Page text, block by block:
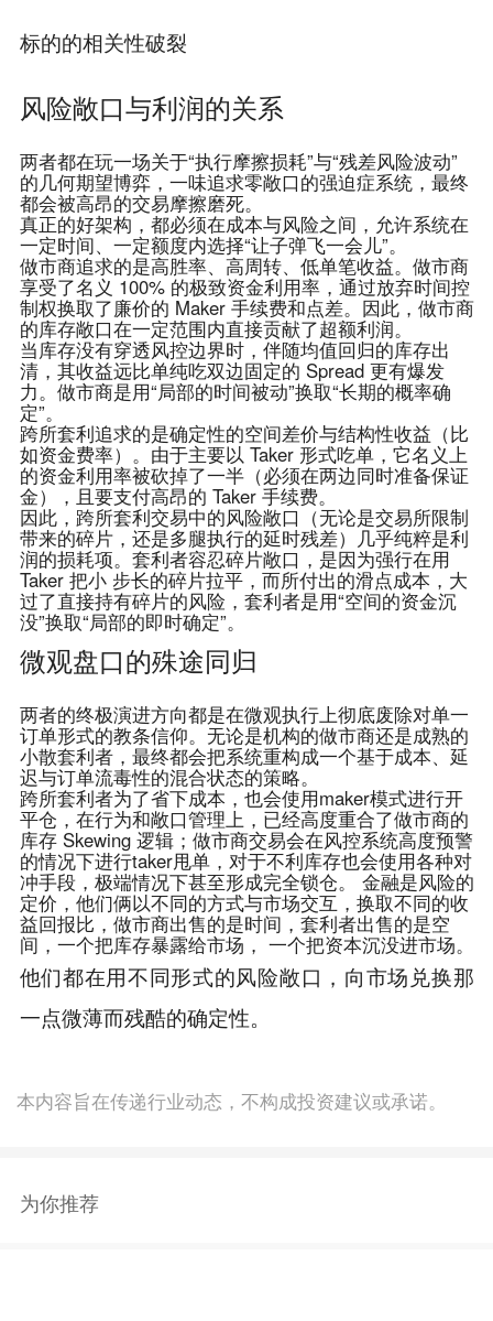
标的的相关性破裂
风险敞口与利润的关系
两者都在玩一场关于“执行摩擦损耗”与“残差风险波动”
的几何期望博弈，一味追求零敞口的强迫症系统，最终
都会被高昂的交易摩擦磨死。
真正的好架构，都必须在成本与风险之间，允许系统在
一定时间、一定额度内选择“让子弹飞一会儿”。
做市商追求的是高胜率、高周转、低单笔收益。做市商
享受了名义 100% 的极致资金利用率，通过放弃时间控
制权换取了廉价的 Maker 手续费和点差。因此，做市商
的库存敞口在一定范围内直接贡献了超额利润。
当库存没有穿透风控边界时，伴随均值回归的库存出
清，其收益远比单纯吃双边固定的 Spread 更有爆发
力。做市商是用“局部的时间被动”换取“长期的概率确
定”。
跨所套利追求的是确定性的空间差价与结构性收益（比
如资金费率）。由于主要以 Taker 形式吃单，它名义上
的资金利用率被砍掉了一半（必须在两边同时准备保证
金），且要支付高昂的 Taker 手续费。
因此，跨所套利交易中的风险敞口（无论是交易所限制
带来的碎片，还是多腿执行的延时残差）几乎纯粹是利
润的损耗项。套利者容忍碎片敞口，是因为强行在用
Taker 把小 步长的碎片拉平，而所付出的滑点成本，大
过了直接持有碎片的风险，套利者是用“空间的资金沉
没”换取“局部的即时确定”。
微观盘口的殊途同归
两者的终极演进方向都是在微观执行上彻底废除对单一
订单形式的教条信仰。无论是机构的做市商还是成熟的
小散套利者，最终都会把系统重构成一个基于成本、延
迟与订单流毒性的混合状态的策略。
跨所套利者为了省下成本，也会使用maker模式进行开
平仓，在行为和敞口管理上，已经高度重合了做市商的
库存 Skewing 逻辑；做市商交易会在风控系统高度预警
的情况下进行taker甩单，对于不利库存也会使用各种对
冲手段，极端情况下甚至形成完全锁仓。 金融是风险的
定价，他们俩以不同的方式与市场交互，换取不同的收
益回报比，做市商出售的是时间，套利者出售的是空
间，一个把库存暴露给市场， 一个把资本沉没进市场。
他们都在用不同形式的风险敞口，向市场兑换那
一点微薄而残酷的确定性。
本内容旨在传递行业动态，不构成投资建议或承诺。
为你推荐